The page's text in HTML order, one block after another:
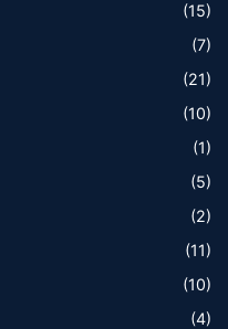
(15)
(7)
(21)
(10)
(1)
(5)
(2)
(11)
(10)
(4)